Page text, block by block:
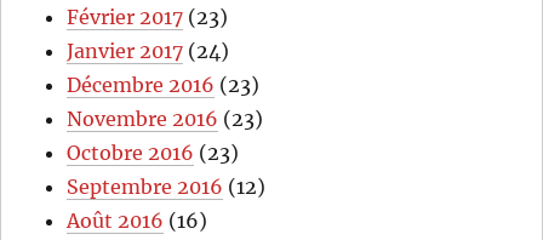
Février 2017 (23)
Janvier 2017 (24)
Décembre 2016 (23)
Novembre 2016 (23)
Octobre 2016 (23)
Septembre 2016 (12)
Août 2016 (16)